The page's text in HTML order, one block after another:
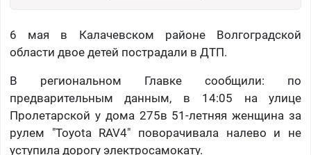
6 мая в Калачевском районе Волгоградской
области двое детей пострадали в ДТП.
В региональном Главке сообщили: по
предварительным данным, в 14:05 на улице
Пролетарской у дома 275в 51-летняя женщина за
рулем "Toyota RAV4" поворачивала налево и не
уступила дорогу электросамокату.